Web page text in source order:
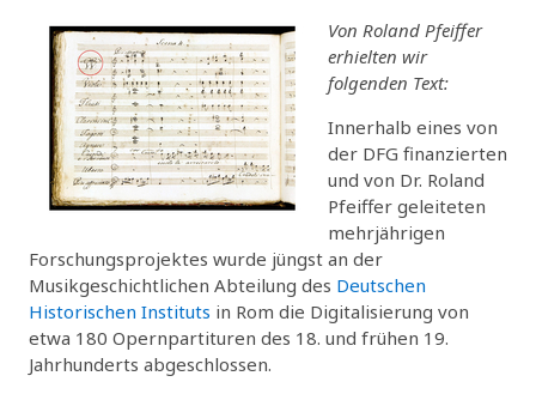
Von Roland Pfeiffer
erhielten wir
folgenden Text:
Innerhalb eines von
der DFG finanzierten
und von Dr. Roland
Pfeiffer geleiteten
mehrjährigen
Forschungsprojektes wurde jüngst an der
Musikgeschichtlichen Abteilung des Deutschen
Historischen Instituts in Rom die Digitalisierung von
etwa 180 Opernpartituren des 18. und frühen 19.
Jahrhunderts abgeschlossen.